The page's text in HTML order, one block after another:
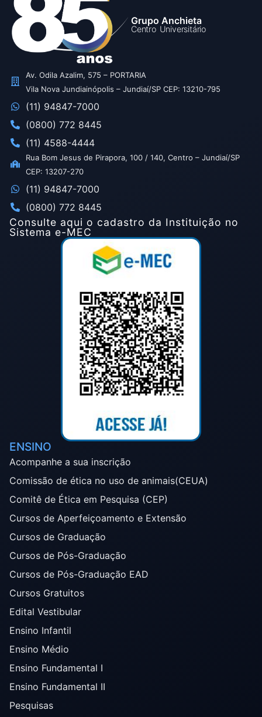
Grupo Anchieta
Centro Universitário
Av. Odila Azalim, 575 – PORTARIA
Vila Nova Jundiainópolis – Jundiaí/SP CEP: 13210-795
(11) 94847-7000
(0800) 772 8445
(11) 4588-4444
Rua Bom Jesus de Pirapora, 100 / 140, Centro – Jundiaí/SP
CEP: 13207-270
(11) 94847-7000
(0800) 772 8445
Consulte aqui o cadastro da Instituição no
Sistema e-MEC
ENSINO
Acompanhe a sua inscrição
Comissão de ética no uso de animais(CEUA)
Comitê de Ética em Pesquisa (CEP)
Cursos de Aperfeiçoamento e Extensão
Cursos de Graduação
Cursos de Pós-Graduação
Cursos de Pós-Graduação EAD
Cursos Gratuitos
Edital Vestibular
Ensino Infantil
Ensino Médio
Ensino Fundamental I
Ensino Fundamental II
Pesquisas